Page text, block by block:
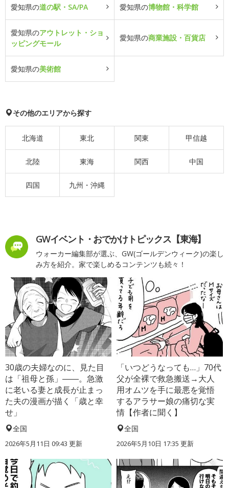
愛知県の道の駅・SA/PA 愛知県の博物館・科学館
愛知県のアウトレット・ショ
ッピングモール
愛知県の商業施設・百貨店
愛知県の美術館
その他のエリアから探す
北海道 東北 関東 甲信越
北陸 東海 関西 中国
四国 九州・沖縄
GWイベント・おでかけトピックス【東海】
ウォーカー編集部が選ぶ、GW(ゴールデンウィーク)の楽し
み方を紹介。家で楽しめるコンテンツも続々！
30歳の夫婦なのに、見た目
は「祖母と孫」――。急激
に老いる妻と成長が止まっ
た夫の漫画が描く「歳と幸
せ」
全国
2026年5月11日 09:43 更新
「いつどうなっても…」70代
父が全裸で救急搬送→大人
用オムツを手に最悪を覚悟
するアラサー娘の痛切な実
情【作者に聞く】
全国
2026年5月10日 17:35 更新